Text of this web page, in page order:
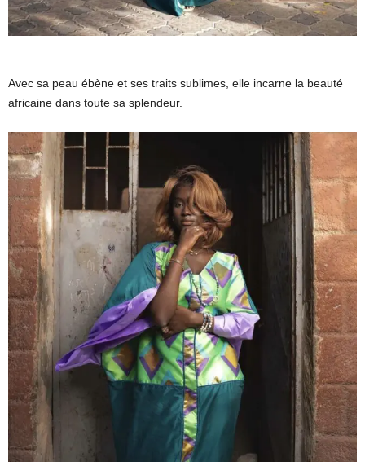
Avec sa peau ébène et ses traits sublimes, elle incarne la beauté
africaine dans toute sa splendeur.